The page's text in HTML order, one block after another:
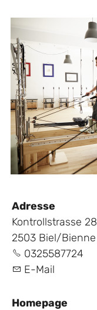
Adresse
Kontrollstrasse 28
2503 Biel/Bienne
0325587724
E-Mail
Homepage